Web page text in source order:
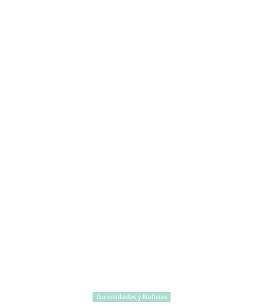
Curiosidades y Noticias